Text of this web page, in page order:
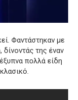
Φαντάστηκαν με
της έναν
πολλά είδη